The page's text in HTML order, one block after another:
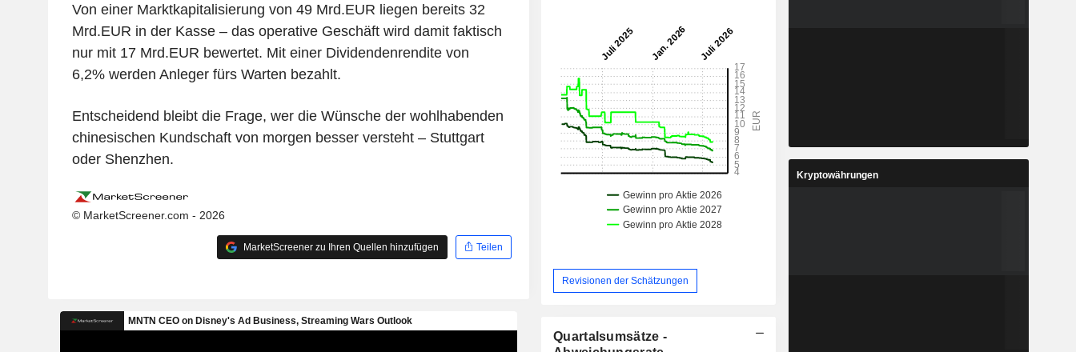
Von einer Marktkapitalisierung von 49 Mrd.EUR liegen bereits 32
Mrd.EUR in der Kasse – das operative Geschäft wird damit faktisch
nur mit 17 Mrd.EUR bewertet. Mit einer Dividendenrendite von
6,2% werden Anleger fürs Warten bezahlt.
Entscheidend bleibt die Frage, wer die Wünsche der wohlhabenden
chinesischen Kundschaft von morgen besser versteht – Stuttgart
oder Shenzhen.
© MarketScreener.com - 2026
MarketScreener zu Ihren Quellen hinzufügen Teilen
Revisionen der Schätzungen
Quartalsumsätze -
Kryptowährungen